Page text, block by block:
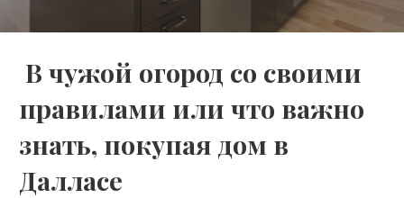
В чужой огород со своими
правилами или что важно
знать, покупая дом в
Далласе